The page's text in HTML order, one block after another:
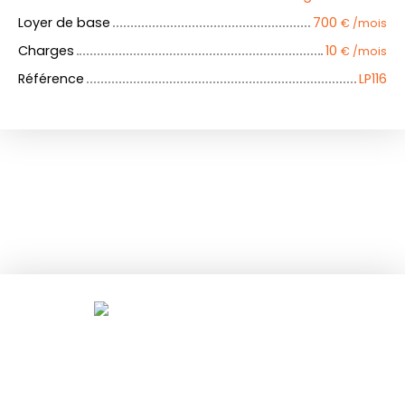
Loyer de base
700 € /mois
Charges 10 € /mois
Référence LP116